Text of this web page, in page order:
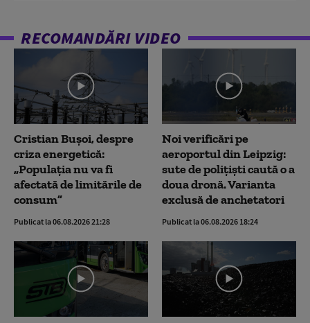
8
seconds
RECOMANDĂRI VIDEO
Cristian Bușoi, despre
criza energetică:
„Populația nu va fi
afectată de limitările de
consum”
Publicat la 06.08.2026 21:28
Noi verificări pe
aeroportul din Leipzig:
sute de polițiști caută o a
doua dronă. Varianta
exclusă de anchetatori
Publicat la 06.08.2026 18:24